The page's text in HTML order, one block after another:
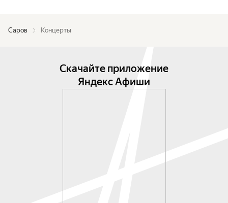
Саров Концерты
Скачайте приложение
Яндекс Афиши